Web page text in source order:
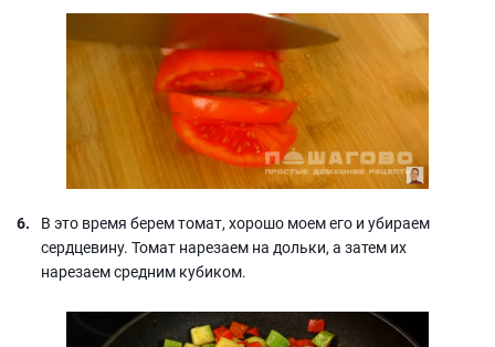
В это время берем томат, хорошо моем его и убираем
сердцевину. Томат нарезаем на дольки, а затем их
нарезаем средним кубиком.